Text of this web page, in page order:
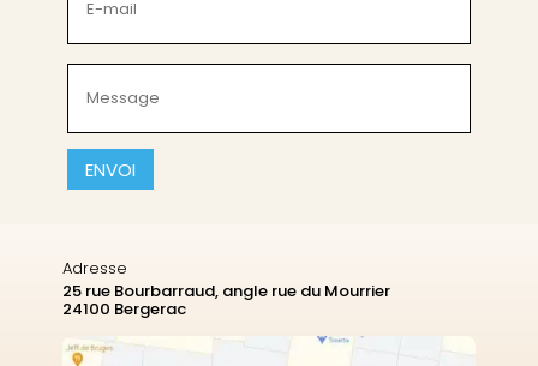
mail
(Nécessaire)
(Nécessaire)
CAPTCHA
Adresse
25 rue Bourbarraud, angle rue du Mourrier
24100 Bergerac